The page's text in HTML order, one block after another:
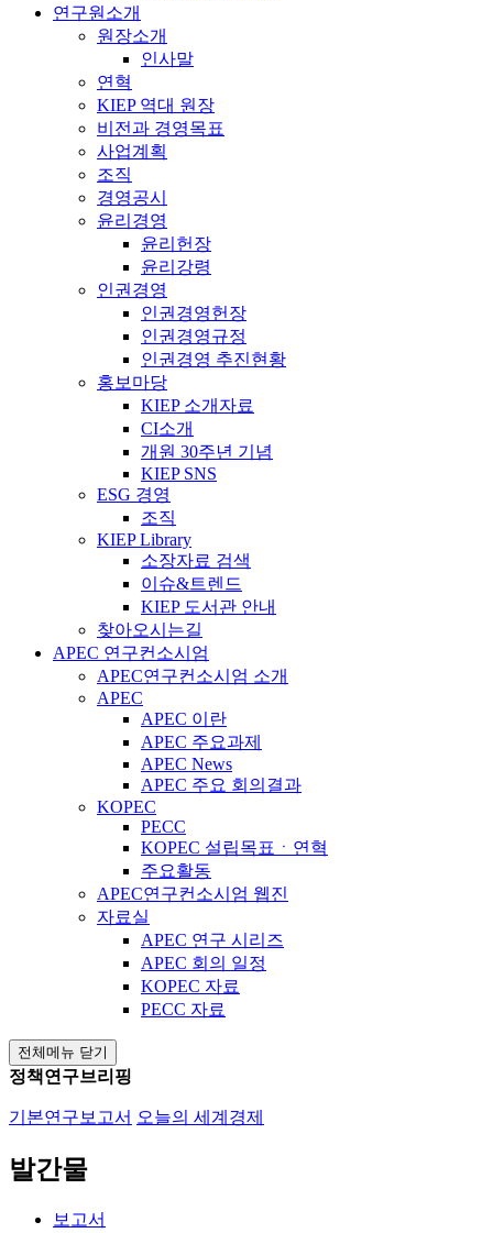
연구원소개
원장소개
인사말
연혁
KIEP 역대 원장
비전과 경영목표
사업계획
조직
경영공시
윤리경영
윤리헌장
윤리강령
인권경영
인권경영헌장
인권경영규정
인권경영 추진현황
홍보마당
KIEP 소개자료
CI소개
개원 30주년 기념
KIEP SNS
ESG 경영
조직
KIEP Library
소장자료 검색
이슈&트렌드
KIEP 도서관 안내
찾아오시는길
APEC 연구컨소시엄
APEC연구컨소시엄 소개
APEC
APEC 이란
APEC 주요과제
APEC News
APEC 주요 회의결과
KOPEC
PECC
KOPEC 설립목표ㆍ연혁
주요활동
APEC연구컨소시엄 웹진
자료실
APEC 연구 시리즈
APEC 회의 일정
KOPEC 자료
PECC 자료
전체메뉴 닫기
정책연구브리핑
기본연구보고서 오늘의 세계경제
발간물
보고서